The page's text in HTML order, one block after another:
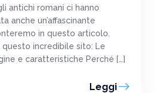
antichi romani ci hanno
anche un’affascinante
in questo articolo.
questo incredibile sito: Le
e caratteristiche Perché […]
Leggi